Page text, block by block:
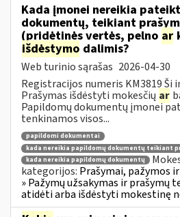
Kada įmonei nereikia
dokumentų, teikiant
(pridėtinės vertės, pelno ar
išdėstymo dalimis?
Web turinio sąrašas 2026-04-30
Registracijos numeris KM3819 Ši
Prašymas išdėstyti mokesčių ar
Papildomų dokumentų įmonei
tenkinamos visos...
papildomi dokumentai
kada nereikia papildomų dokumentų teikiant
kada nereikia papildomų dokumentų
kategorijos: Prašymai, pažymos
» Pažymų užsakymas ir prašymų
atidėti arba išdėstyti mokestinę